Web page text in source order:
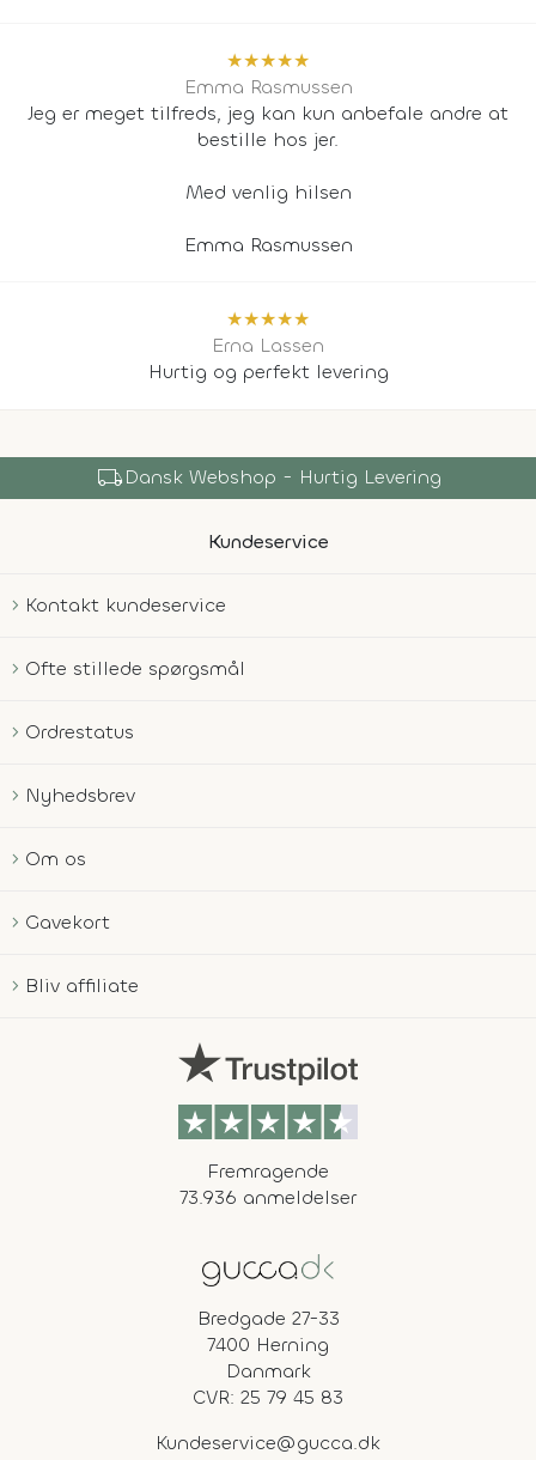
★★★★★
Emma Rasmussen
Jeg er meget tilfreds, jeg kan kun anbefale andre at
bestille hos jer.
Med venlig hilsen
Emma Rasmussen
★★★★★
Erna Lassen
Hurtig og perfekt levering
local_shippingDansk Webshop - Hurtig Levering
Kundeservice
Kontakt kundeservice
Ofte stillede spørgsmål
Ordrestatus
Nyhedsbrev
Om os
Gavekort
Bliv affiliate
Fremragende
73.936 anmeldelser
Bredgade 27-33
7400 Herning
Danmark
CVR: 25 79 45 83
Kundeservice@gucca.dk